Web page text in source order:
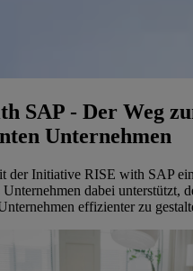
SAP - Der Weg
Unternehmen
der Initiative RISE with SAP
dabei unterstützt,
effizienter zu